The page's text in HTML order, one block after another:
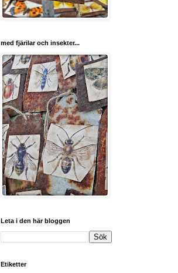
med fjärilar och insekter...
Leta i den här bloggen
Etiketter